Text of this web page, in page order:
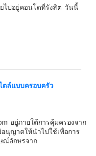
ไปอยู่คอนโดที่รังสิต วันนี้
ตล์แบบครอบครัว
เสื้อผ้าเด็ก
อยู่ภายใต้การคุ้มครองจาก
ญาตให้นำไปใช้เพื่อการ
ณ์อักษรจาก